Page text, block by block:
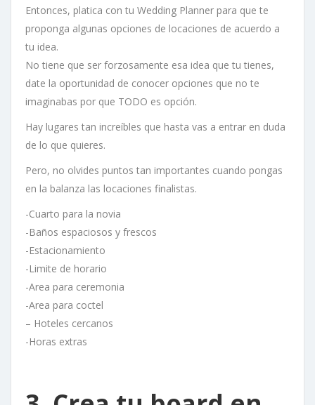
Entonces, platica con tu Wedding Planner para que te
proponga algunas opciones de locaciones de acuerdo a
tu idea.
No tiene que ser forzosamente esa idea que tu tienes,
date la oportunidad de conocer opciones que no te
imaginabas por que TODO es opción.
Hay lugares tan increíbles que hasta vas a entrar en duda
de lo que quieres.
Pero, no olvides puntos tan importantes cuando pongas
en la balanza las locaciones finalistas.
-Cuarto para la novia
-Baños espaciosos y frescos
-Estacionamiento
-Limite de horario
-Area para ceremonia
-Area para coctel
– Hoteles cercanos
-Horas extras